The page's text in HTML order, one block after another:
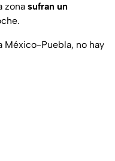
zona sufran un
México-Puebla, no hay